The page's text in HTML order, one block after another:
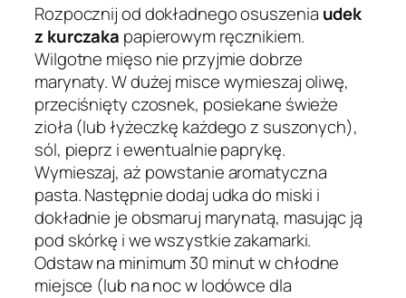
Rozpocznij od dokładnego osuszenia udek
z kurczaka papierowym ręcznikiem.
Wilgotne mięso nie przyjmie dobrze
marynaty. W dużej misce wymieszaj oliwę,
przeciśnięty czosnek, posiekane świeże
zioła (lub łyżeczkę każdego z suszonych),
sól, pieprz i ewentualnie paprykę.
Wymieszaj, aż powstanie aromatyczna
pasta. Następnie dodaj udka do miski i
dokładnie je obsmaruj marynatą, masując ją
pod skórkę i we wszystkie zakamarki.
Odstaw na minimum 30 minut w chłodne
miejsce (lub na noc w lodówce dla